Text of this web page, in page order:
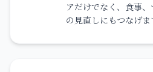
アだけでなく、食事
の見直しにもつなげま